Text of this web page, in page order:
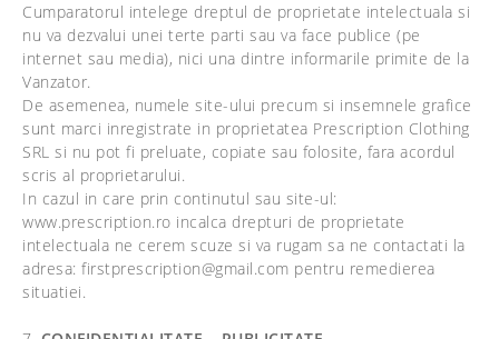
Cumparatorul intelege dreptul de proprietate intelectuala si
nu va dezvalui unei terte parti sau va face publice (pe
internet sau media), nici una dintre informarile primite de la
Vanzator.
De asemenea, numele site-ului precum si insemnele grafice
sunt marci inregistrate in proprietatea Prescription Clothing
SRL si nu pot fi preluate, copiate sau folosite, fara acordul
scris al proprietarului.
In cazul in care prin continutul sau site-ul:
www.prescription.ro incalca drepturi de proprietate
intelectuala ne cerem scuze si va rugam sa ne contactati la
adresa: firstprescription@gmail.com pentru remedierea
situatiei.